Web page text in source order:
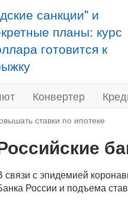
санкции" и
планы: курс
готовится к
Конвертер
ставки по ипотеке
связи с эпидемией
России и подъема